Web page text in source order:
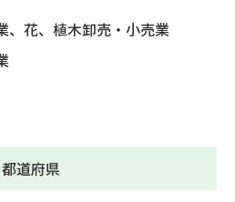
、花、植木卸売・小売業
都道府県